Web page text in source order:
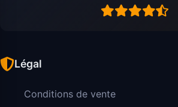
Légal
Conditions de vente